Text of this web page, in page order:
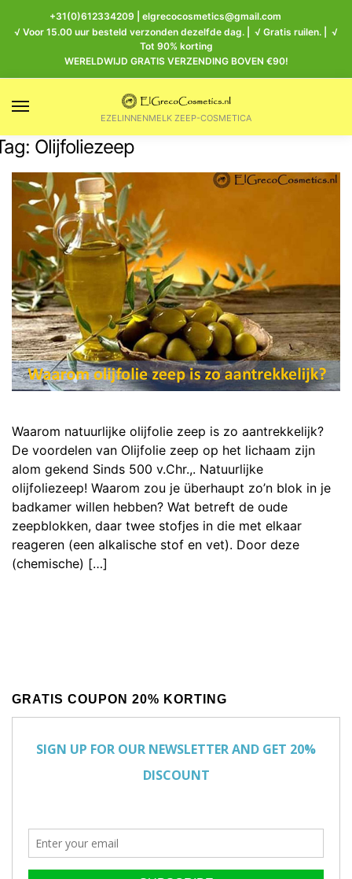
+31(0)612334209
elgrecocosmetics@gmail.com
√ Voor 15.00 uur besteld verzonden dezelfde dag. | √ Gratis ruilen. | √
Tot 90% korting
WERELDWIJD GRATIS VERZENDING BOVEN €90!
EZELINNENMELK ZEEP-COSMETICA
Olijfoliezeep
Waarom natuurlijke olijfolie zeep is zo aantrekkelijk?
De voordelen van Olijfolie zeep op het lichaam zijn
alom gekend Sinds 500 v.Chr.,. Natuurlijke
olijfoliezeep! Waarom zou je überhaupt zo’n blok in je
badkamer willen hebben? Wat betreft de oude
zeepblokken, daar twee stofjes in die met elkaar
reageren (een alkalische stof en vet). Door deze
(chemische) […]
GRATIS COUPON 20% KORTING